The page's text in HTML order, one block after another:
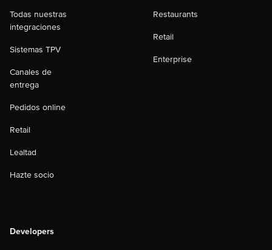
Todas nuestras
integraciones
Sistemas TPV
Canales de
entrega
Pedidos online
Retail
Lealtad
Hazte socio
Restaurants
Retail
Enterprise
Developers